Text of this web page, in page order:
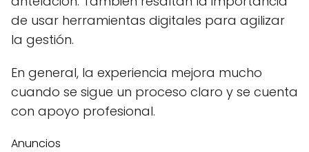
de usar herramientas digitales para agilizar
la gestión.
En general, la experiencia mejora mucho
cuando se sigue un proceso claro y se cuenta
con apoyo profesional.
Anuncios